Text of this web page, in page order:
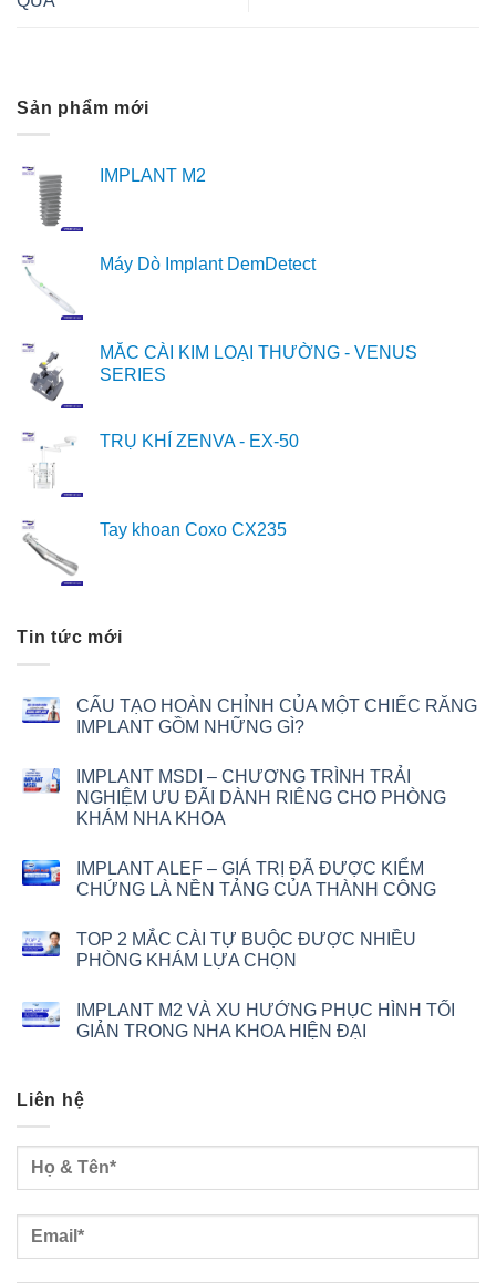
Sản phẩm mới
IMPLANT M2
Máy Dò Implant DemDetect
MẮC CÀI KIM LOẠI THƯỜNG - VENUS
SERIES
TRỤ KHÍ ZENVA - EX-50
Tay khoan Coxo CX235
Tin tức mới
CẤU TẠO HOÀN CHỈNH CỦA MỘT CHIẾC RĂNG
IMPLANT GỒM NHỮNG GÌ?
IMPLANT MSDI – CHƯƠNG TRÌNH TRẢI
NGHIỆM ƯU ĐÃI DÀNH RIÊNG CHO PHÒNG
KHÁM NHA KHOA
IMPLANT ALEF – GIÁ TRỊ ĐÃ ĐƯỢC KIỂM
CHỨNG LÀ NỀN TẢNG CỦA THÀNH CÔNG
TOP 2 MẮC CÀI TỰ BUỘC ĐƯỢC NHIỀU
PHÒNG KHÁM LỰA CHỌN
IMPLANT M2 VÀ XU HƯỚNG PHỤC HÌNH TỐI
GIẢN TRONG NHA KHOA HIỆN ĐẠI
Liên hệ